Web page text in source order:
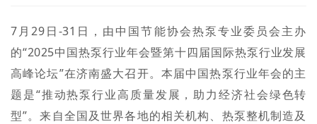
7月29日-31日，由中国节能协会热泵专业委员会主办
的“2025中国热泵行业年会暨第十四届国际热泵行业发展
高峰论坛”在济南盛大召开。本届中国热泵行业年会的主
题是“推动热泵行业高质量发展，助力经济社会绿色转
型”。来自全国及世界各地的相关机构、热泵整机制造及